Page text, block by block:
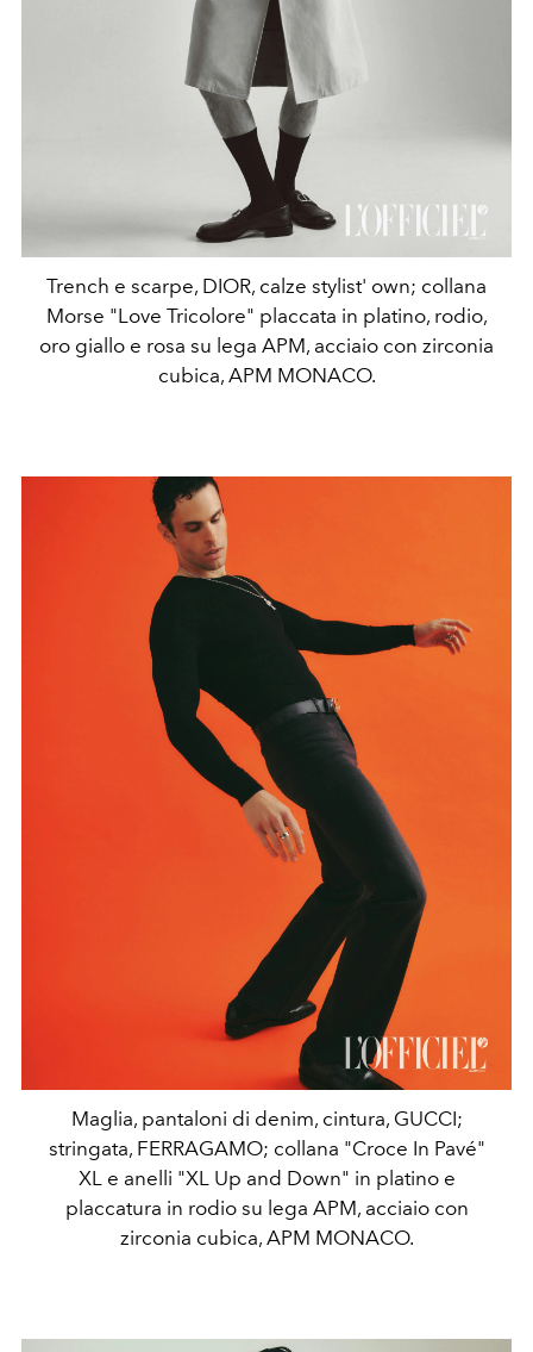
Trench e scarpe, DIOR, calze stylist' own; collana
Morse "Love Tricolore" placcata in platino, rodio,
oro giallo e rosa su lega APM, acciaio con zirconia
cubica, APM MONACO.
Maglia, pantaloni di denim, cintura, GUCCI;
stringata, FERRAGAMO; collana "Croce In Pavé"
XL e anelli "XL Up and Down" in platino e
placcatura in rodio su lega APM, acciaio con
zirconia cubica, APM MONACO.